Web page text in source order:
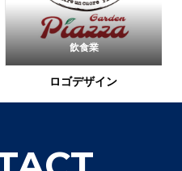
飲食業
ロゴデザイン